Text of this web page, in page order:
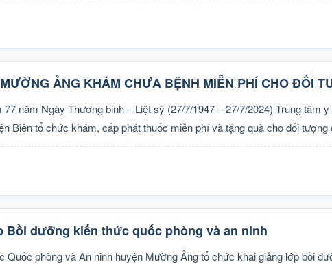
ẢNG KHÁM CHƯA BỆNH MIỄN PHÍ CHO ĐỐI
năm Ngày Thương binh – Liệt sỹ (27/7/1947 – 27/7/2024) Trung tâm
Biên tổ chức khám, cấp phát thuốc miễn phí và tặng quà cho đối
Bồi dưỡng kiến thức quốc phòng và an ninh
Quốc phòng và An ninh huyện Mường Ảng tổ chức khai giảng lớp bồi